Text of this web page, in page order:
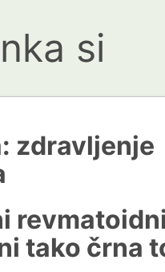
si
zdravljenje
revmatoidni
tako črna